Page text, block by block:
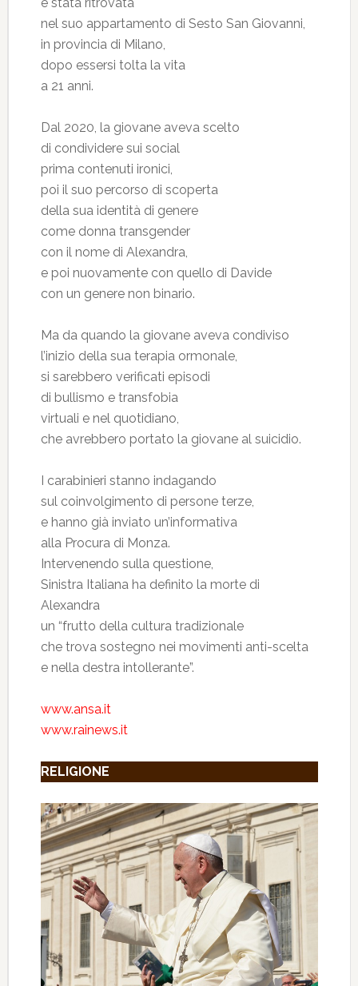
nel suo appartamento di Sesto San Giovanni,
in provincia di Milano,
dopo essersi tolta la vita
a 21 anni.
Dal 2020, la giovane aveva scelto
di condividere sui social
prima contenuti ironici,
poi il suo percorso di scoperta
della sua identità di genere
come donna transgender
con il nome di Alexandra,
e poi nuovamente con quello di Davide
con un genere non binario.
Ma da quando la giovane aveva condiviso
l’inizio della sua terapia ormonale,
si sarebbero verificati episodi
di bullismo e transfobia
virtuali e nel quotidiano,
che avrebbero portato la giovane al suicidio.
I carabinieri stanno indagando
sul coinvolgimento di persone terze,
e hanno già inviato un’informativa
alla Procura di Monza.
Intervenendo sulla questione,
Sinistra Italiana ha definito la morte di
Alexandra
un “frutto della cultura tradizionale
che trova sostegno nei movimenti anti-scelta
e nella destra intollerante”.
www.ansa.it
www.rainews.it
RELIGIONE